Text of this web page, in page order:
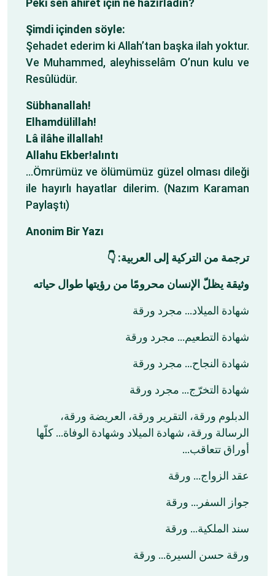
Peki sen ahiret için ne hazırladın?
Şimdi içinden söyle:
Şehadet ederim ki Allah’tan başka ilah yoktur.
Ve Muhammed, aleyhisselâm O’nun kulu ve
Resûlüdür.
Sübhanallah!
Elhamdülillah!
Lâ ilâhe illallah!
Allahu Ekber!alıntı
…Ömrümüz ve ölümümüz güzel olması dileği
ile hayırlı hayatlar dilerim. (Nazım Karaman
Paylaştı)
Anonim Bir Yazı
ترجمة من التركية إلى العربية: 👇
وثيقة يظلّ الإنسان محرومًا من رؤيتها طوال حياته
شهادة الميلاد… مجرد ورقة
شهادة التطعيم… مجرد ورقة
شهادة النجاح… مجرد ورقة
شهادة التخرّج… مجرد ورقة
الدبلوم ورقة، التقرير ورقة، العريضة ورقة،
الرسالة ورقة، شهادة الميلاد وشهادة الوفاة… كلّها
أوراق تتعاقب…
عقد الزواج… ورقة
جواز السفر… ورقة
سند الملكية… ورقة
ورقة حسن السيرة… ورقة